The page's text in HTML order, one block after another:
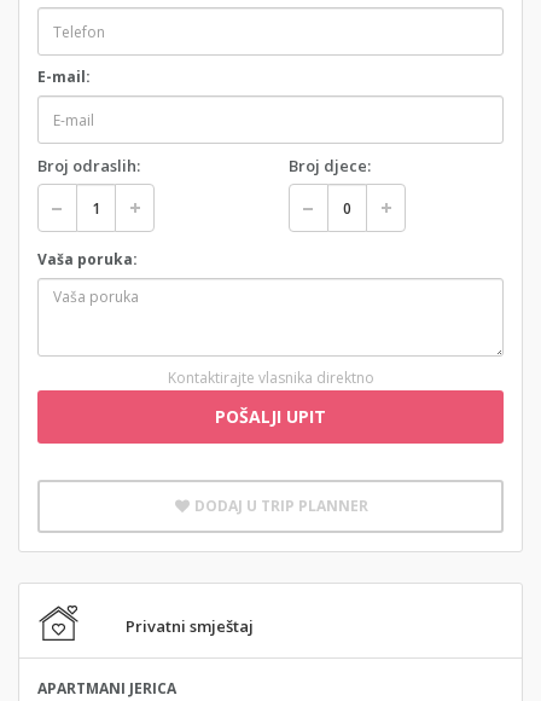
E-mail:
Broj odraslih: Broj djece:
Vaša poruka:
Kontaktirajte vlasnika direktno
POŠALJI UPIT
DODAJ U TRIP PLANNER
Privatni smještaj
APARTMANI JERICA